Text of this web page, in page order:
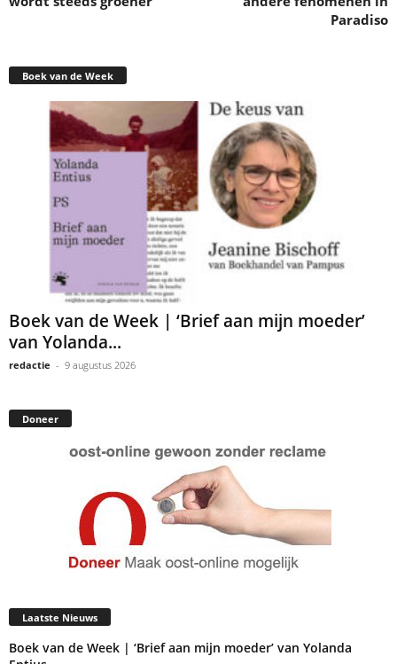
Paradiso
Boek van de Week
Boek van de Week | ‘Brief aan mijn moeder’
van Yolanda...
redactie - 9 augustus 2026
Doneer
Laatste Nieuws
Boek van de Week | ‘Brief aan mijn moeder’ van Yolanda